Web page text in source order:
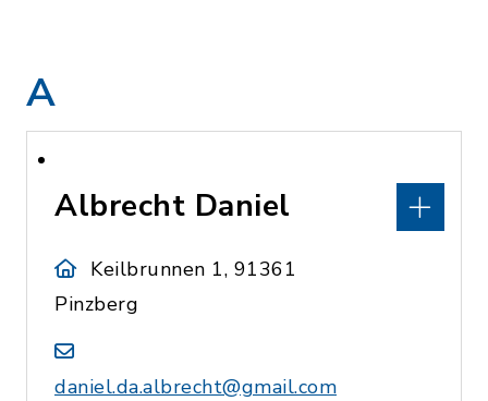
A
Albrecht Daniel
Keilbrunnen 1, 91361
Pinzberg
daniel.da.albrecht@gmail.com